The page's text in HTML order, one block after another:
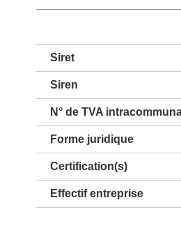
Siret
Siren
N° de TVA
Forme juridique
Certification(s)
Effectif entreprise